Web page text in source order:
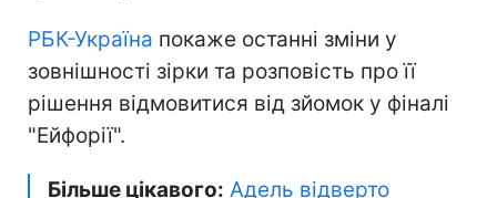
РБК-Україна покаже останні зміни у
зовнішності зірки та розповість про її
рішення відмовитися від зйомок у фіналі
"Ейфорії".
Більше цікавого: Адель відверто